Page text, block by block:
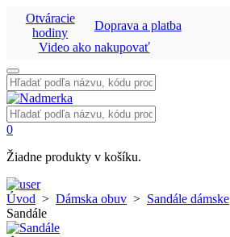
Otváracie
hodiny
Doprava a platba
Video ako nakupovať
Vyhľadať:
Vyhľadať:
0
Žiadne produkty v košíku.
Úvod > Dámska obuv > Sandále dámske
Sandále